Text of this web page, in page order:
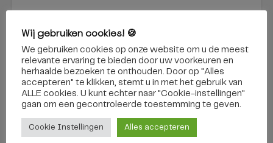
Man gewond bij
schietpartij in Tilburg
Stevens weet
mensen te raken met
betekenisvolle
buitelingen
Dit vind je misschien ook interessant
Wij gebruiken cookies! 🍪
We gebruiken cookies op onze website om u de meest
relevante ervaring te bieden door uw voorkeuren en
herhaalde bezoeken te onthouden. Door op "Alles
accepteren" te klikken, stemt u in met het gebruik van
ALLE cookies. U kunt echter naar "Cookie-instellingen"
gaan om een ​​gecontroleerde toestemming te geven.
Cookie Instellingen Alles accepteren